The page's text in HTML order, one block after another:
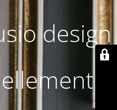
design